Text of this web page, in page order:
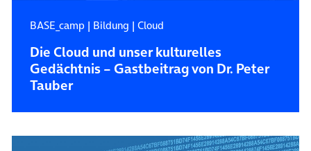
BASE_camp | Bildung | Cloud
Die Cloud und unser kulturelles
Gedächtnis – Gastbeitrag von Dr. Peter
Tauber